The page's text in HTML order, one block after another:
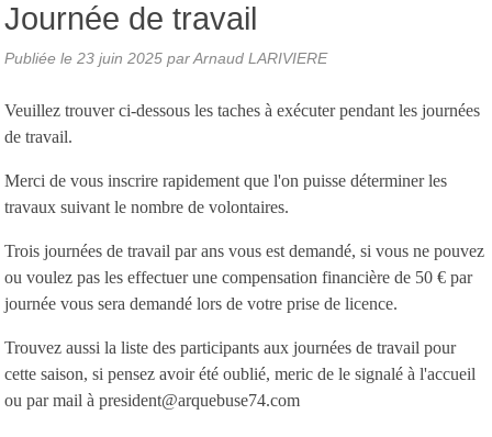
Journée de travail
Publiée le 23 juin 2025 par Arnaud LARIVIERE
Veuillez trouver ci-dessous les taches à exécuter pendant les journées
de travail.
Merci de vous inscrire rapidement que l'on puisse déterminer les
travaux suivant le nombre de volontaires.
Trois journées de travail par ans vous est demandé, si vous ne pouvez
ou voulez pas les effectuer une compensation financière de 50 € par
journée vous sera demandé lors de votre prise de licence.
Trouvez aussi la liste des participants aux journées de travail pour
cette saison, si pensez avoir été oublié, meric de le signalé à l'accueil
ou par mail à president@arquebuse74.com